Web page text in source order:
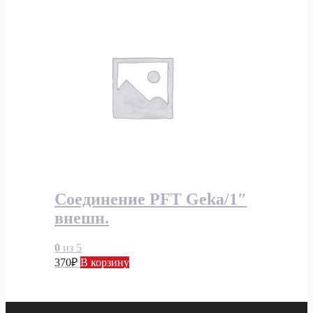
Соединение PFT Geka/1″
внешн.
0 из 5
370₽ В корзину